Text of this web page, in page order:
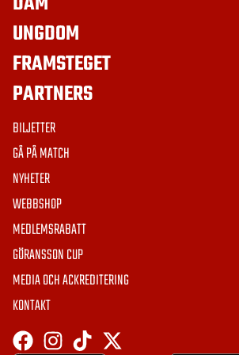
UNGDOM
FRAMSTEGET
PARTNERS
BILJETTER
GÅ PÅ MATCH
NYHETER
WEBBSHOP
MEDLEMSRABATT
GÖRANSSON CUP
MEDIA OCH ACKREDITERING
KONTAKT